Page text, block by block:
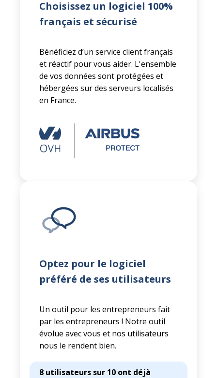
Choisissez un logiciel 100%
français et sécurisé
Bénéficiez d’un service client français
et réactif pour vous aider. L'ensemble
de vos données sont protégées et
hébergées sur des serveurs localisés
en France.
Optez pour le logiciel
préféré de ses utilisateurs
Un outil pour les entrepreneurs fait
par les entrepreneurs ! Notre outil
évolue avec vous et nos utilisateurs
nous le rendent bien.
8 utilisateurs sur 10 ont déjà